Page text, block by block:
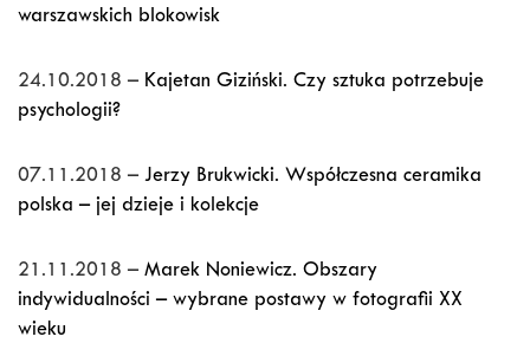
warszawskich blokowisk
24.10.2018 – Kajetan Giziński. Czy sztuka potrzebuje
psychologii?
07.11.2018 – Jerzy Brukwicki. Współczesna ceramika
polska – jej dzieje i kolekcje
21.11.2018 – Marek Noniewicz. Obszary
indywidualności – wybrane postawy w fotografii XX
wieku